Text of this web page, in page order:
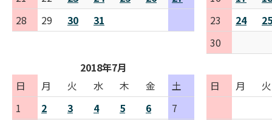
28
29 30 31
23
24
25
30
2018年7月
日
月 火 水 木 金
土
1
2 3 4 5 6
7
日 月 火